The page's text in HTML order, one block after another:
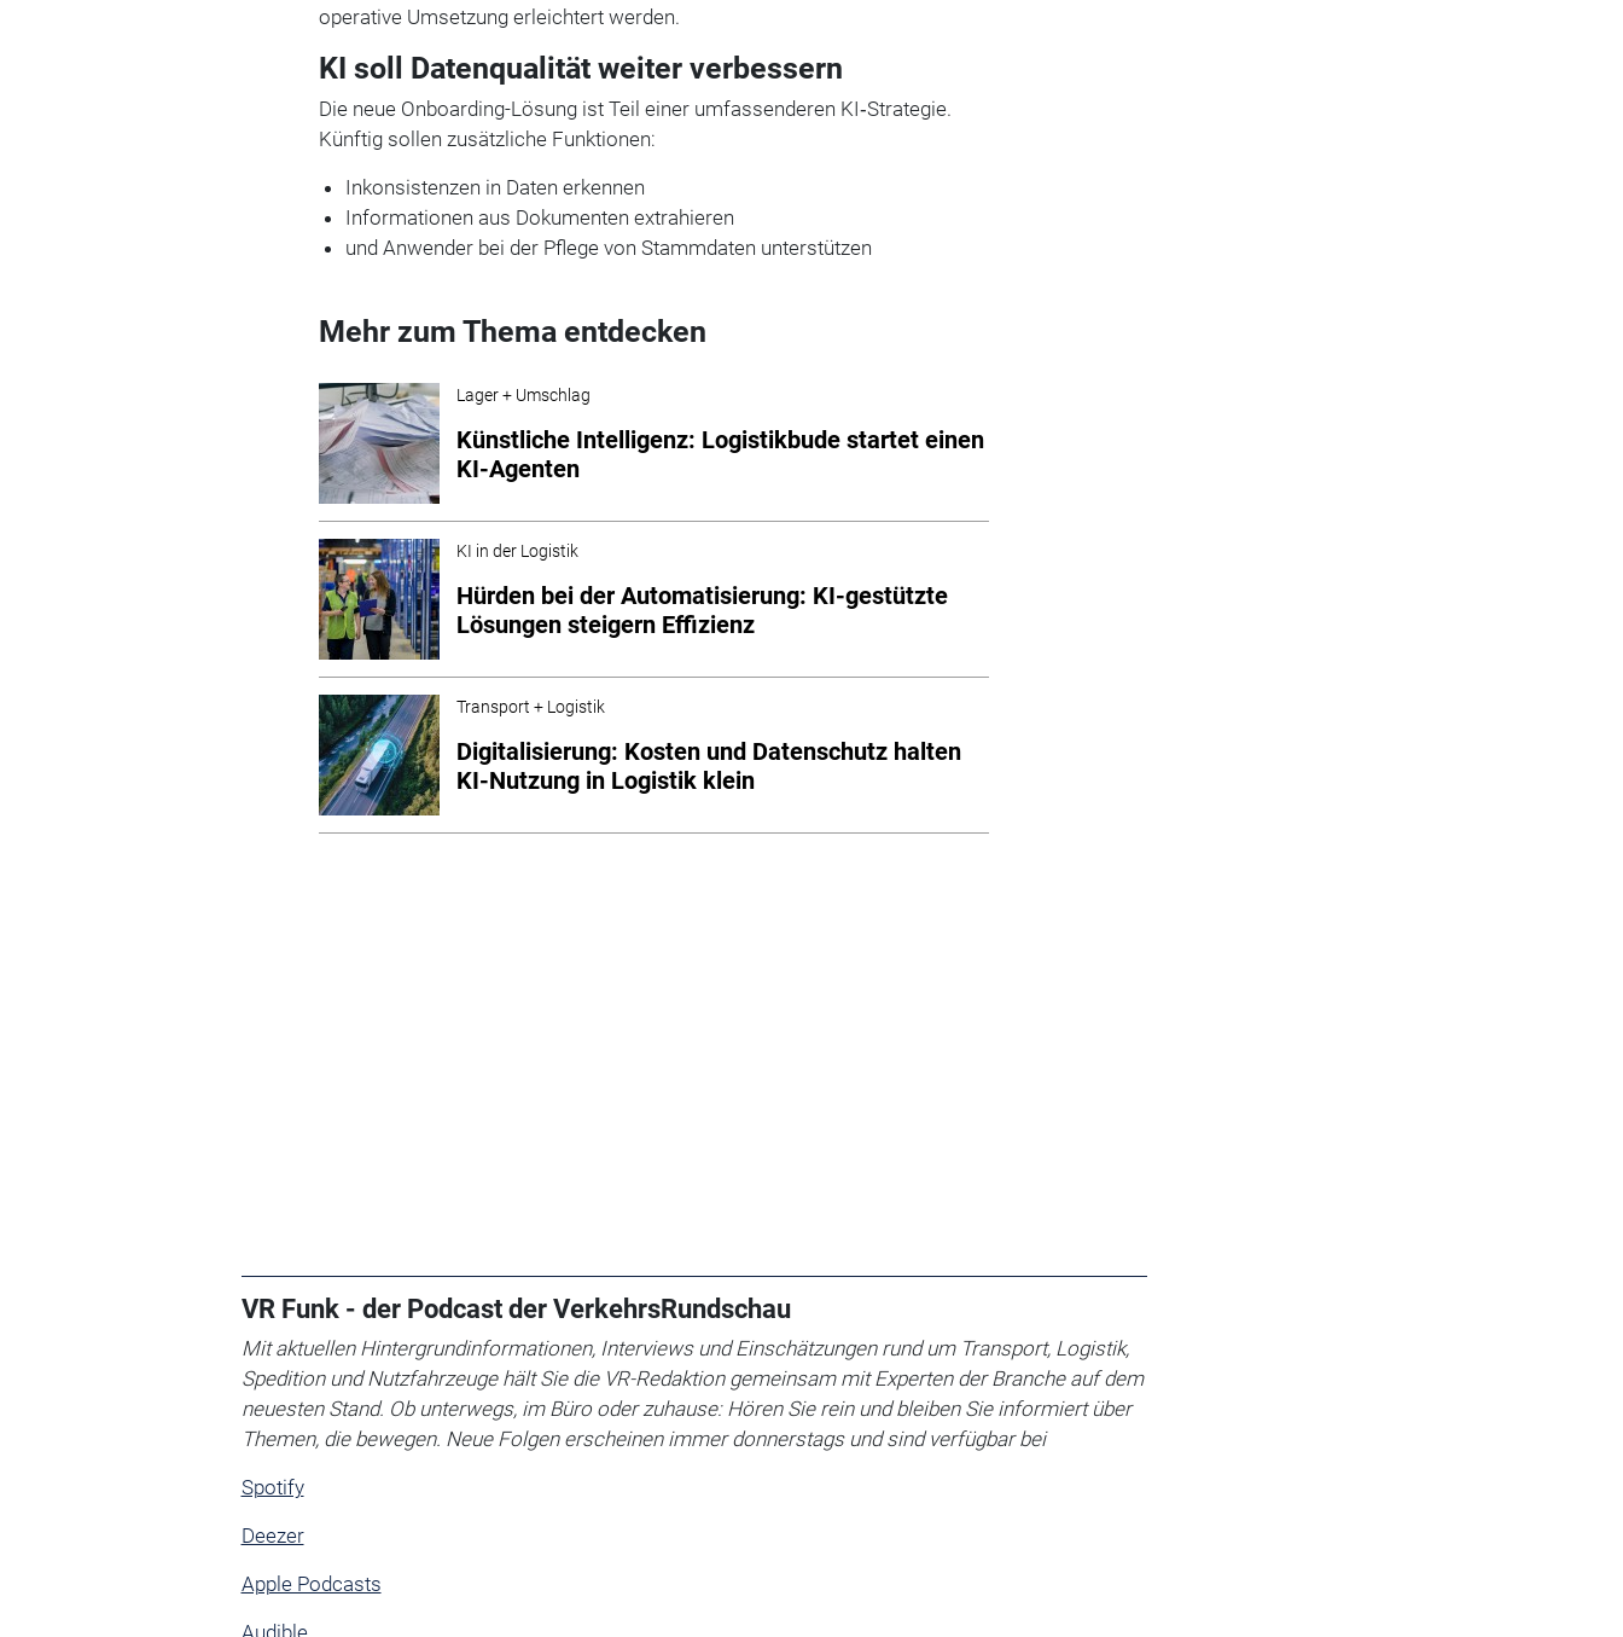
operative Umsetzung erleichtert werden.
KI soll Datenqualität weiter verbessern
Die neue Onboarding-Lösung ist Teil einer umfassenderen KI‑Strategie.
Künftig sollen zusätzliche Funktionen:
Inkonsistenzen in Daten erkennen
Informationen aus Dokumenten extrahieren
und Anwender bei der Pflege von Stammdaten unterstützen
Mehr zum Thema entdecken
Lager + Umschlag
Künstliche Intelligenz: Logistikbude startet einen
KI-Agenten
KI in der Logistik
Hürden bei der Automatisierung: KI-gestützte
Lösungen steigern Effizienz
Transport + Logistik
Digitalisierung: Kosten und Datenschutz halten
KI-Nutzung in Logistik klein
VR Funk - der Podcast der VerkehrsRundschau
Mit aktuellen Hintergrundinformationen, Interviews und Einschätzungen rund um Transport, Logistik,
Spedition und Nutzfahrzeuge hält Sie die VR-Redaktion gemeinsam mit Experten der Branche auf dem
neuesten Stand. Ob unterwegs, im Büro oder zuhause: Hören Sie rein und bleiben Sie informiert über
Themen, die bewegen. Neue Folgen erscheinen immer donnerstags und sind verfügbar bei
Spotify
Deezer
Apple Podcasts
Audible